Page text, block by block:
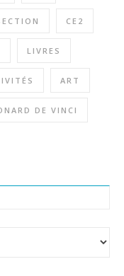
CE2
LIVRES
ART
DE VINCI